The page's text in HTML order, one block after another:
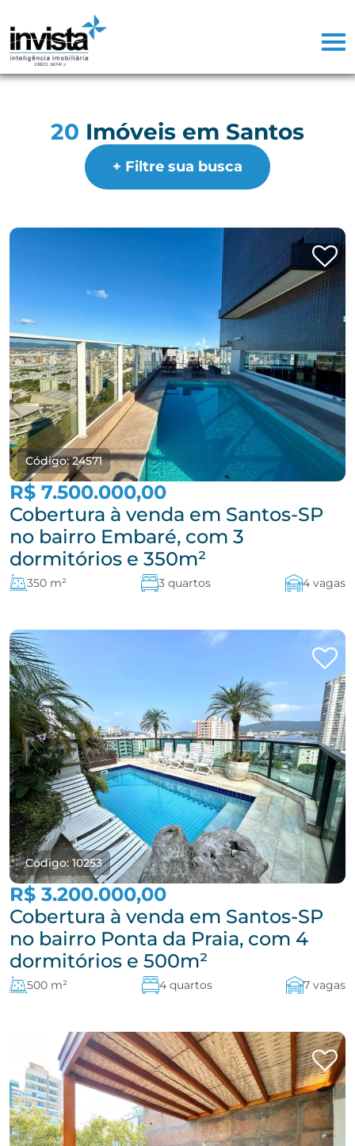
20 Imóveis em Santos
+ Filtre sua busca
Código: 24571
R$ 7.500.000,00
Cobertura à venda em Santos-SP
no bairro Embaré, com 3
dormitórios e 350m²
350 m² 3 quartos 4 vagas
Código: 10253
R$ 3.200.000,00
Cobertura à venda em Santos-SP
no bairro Ponta da Praia, com 4
dormitórios e 500m²
500 m² 4 quartos 7 vagas